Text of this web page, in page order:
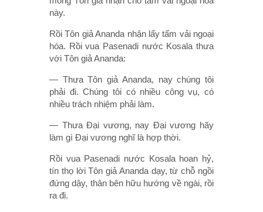
này.
Rồi Tôn giả Ananda nhận lấy tấm vải ngoại
hóa. Rồi vua Pasenadi nước Kosala thưa
với Tôn giả Ananda:
— Thưa Tôn giả Ananda, nay chúng tôi
phải đi. Chúng tôi có nhiều công vụ, có
nhiều trách nhiệm phải làm.
— Thưa Ðại vương, nay Ðại vương hãy
làm gì Ðại vương nghĩ là hợp thời.
Rồi vua Pasenadi nước Kosala hoan hỷ,
tín thọ lời Tôn giả Ananda dạy, từ chỗ ngồi
đứng dậy, thân bên hữu hướng về ngài, rồi
ra đi.